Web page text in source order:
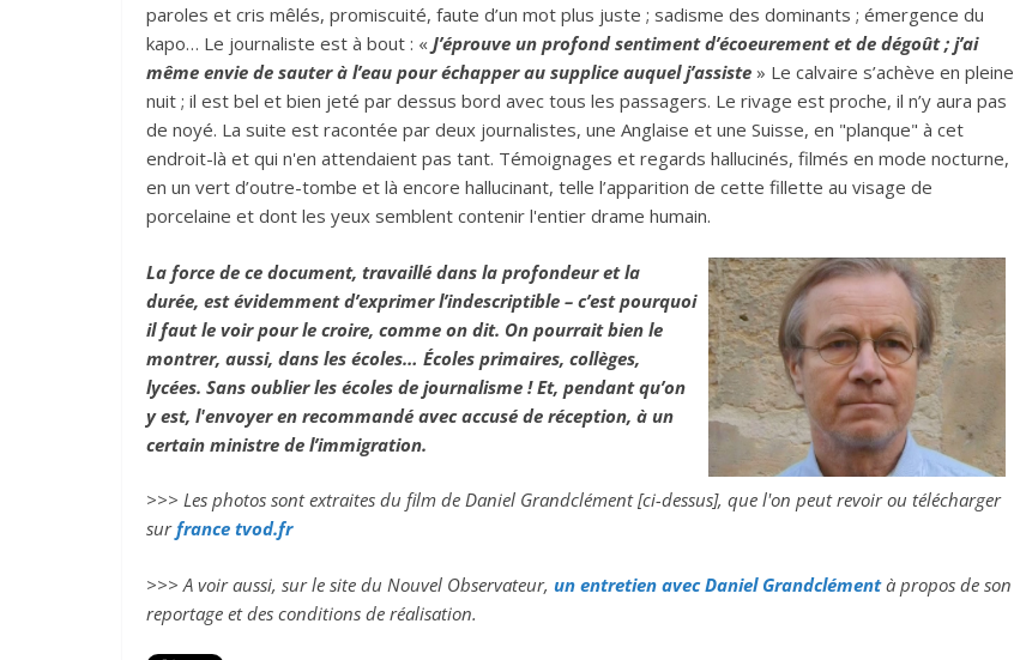
paroles et cris mêlés, promiscuité, faute d’un mot plus juste ; sadisme des dominants ; émergence du
kapo… Le journaliste est à bout : « J’éprouve un profond sentiment d’écoeurement et de dégoût ; j’ai
même envie de sauter à l’eau pour échapper au supplice auquel j’assiste » Le calvaire s’achève en pleine
nuit ; il est bel et bien jeté par dessus bord avec tous les passagers. Le rivage est proche, il n’y aura pas
de noyé. La suite est racontée par deux journalistes, une Anglaise et une Suisse, en "planque" à cet
endroit-là et qui n'en attendaient pas tant. Témoignages et regards hallucinés, filmés en mode nocturne,
en un vert d’outre-tombe et là encore hallucinant, telle l’apparition de cette fillette au visage de
porcelaine et dont les yeux semblent contenir l'entier drame humain.
La force de ce document, travaillé dans la profondeur et la
durée, est évidemment d’exprimer l’indescriptible – c’est pourquoi
il faut le voir pour le croire, comme on dit. On pourrait bien le
montrer, aussi, dans les écoles… Écoles primaires, collèges,
lycées. Sans oublier les écoles de journalisme ! Et, pendant qu’on
y est, l'envoyer en recommandé avec accusé de réception, à un
certain ministre de l’immigration.
>>> Les photos sont extraites du film de Daniel Grandclément [ci-dessus], que l'on peut revoir ou télécharger
surfrance tvod.fr
>>> A voir aussi, sur le site du Nouvel Observateur, un entretien avec Daniel Grandclémentà propos de son
reportage et des conditions de réalisation.